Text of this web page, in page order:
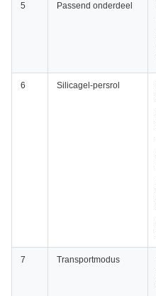
5 Passend onderdeel
6 Silicagel-persrol
7 Transportmodus